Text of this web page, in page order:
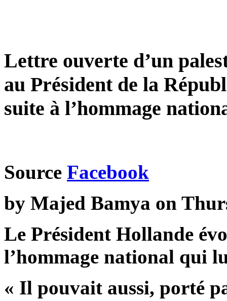
Lettre ouverte d’un
au Président de la
suite à l’hommage
Source Facebook
by Majed Bamya on
Le Président Hollande
l’hommage national qui
« Il pouvait aussi, porté